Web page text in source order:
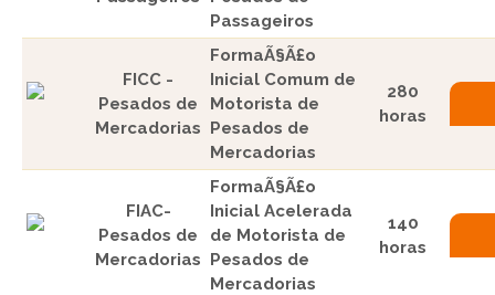
Passageiros
FICC -
Pesados de
Mercadorias
FormaÃ§Ã£o
Inicial Comum de
Motorista de
Pesados de
Mercadorias
280
horas
FIAC-
Pesados de
Mercadorias
FormaÃ§Ã£o
Inicial Acelerada
de Motorista de
Pesados de
Mercadorias
140
horas